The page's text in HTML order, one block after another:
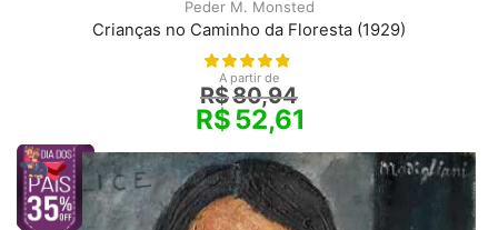
Peder M. Monsted
Crianças no Caminho da Floresta (1929)
A partir de
R$80,94
R$52,61